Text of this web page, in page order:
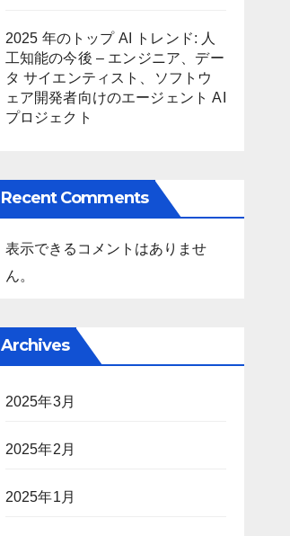
2025 年のトップ AI トレンド: 人
工知能の今後 – エンジニア、デー
タ サイエンティスト、ソフトウ
ェア開発者向けのエージェント AI
プロジェクト
Recent Comments
表示できるコメントはありませ
ん。
Archives
2025年3月
2025年2月
2025年1月